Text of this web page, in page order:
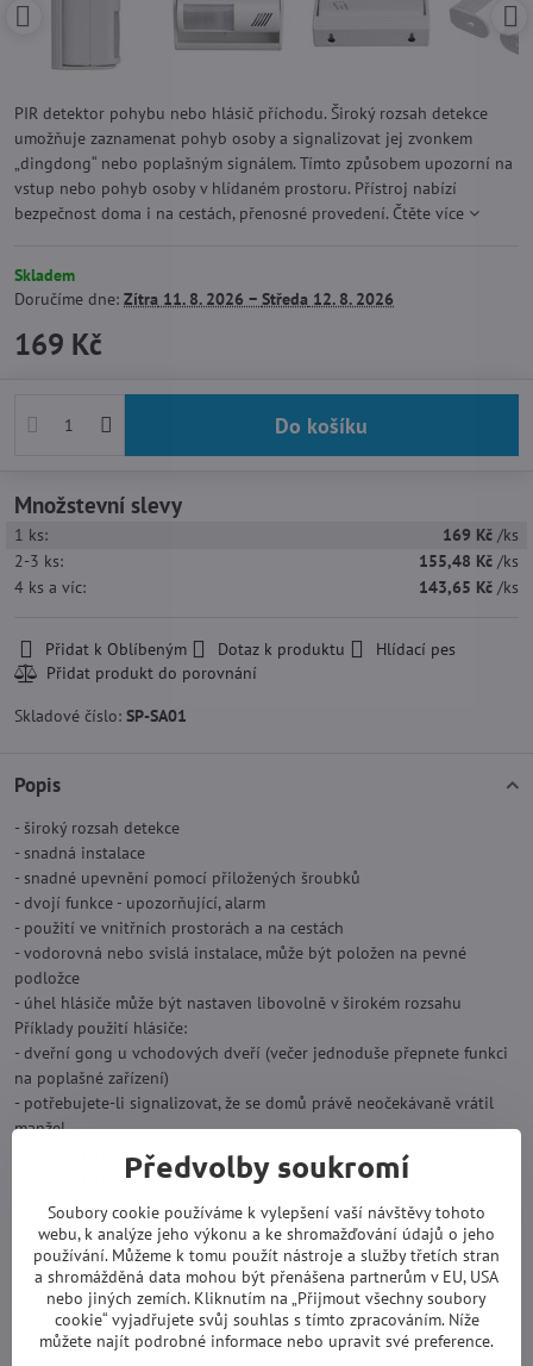
PIR detektor pohybu nebo hlásič příchodu. Široký rozsah detekce
umožňuje zaznamenat pohyb osoby a signalizovat jej zvonkem
„dingdong“ nebo poplašným signálem. Tímto způsobem upozorní na
vstup nebo pohyb osoby v hlídaném prostoru. Přístroj nabízí
bezpečnost doma i na cestách, přenosné provedení. Čtěte více
Skladem
Doručíme dne: Zítra 11. 8. 2026 − Středa 12. 8. 2026
169 Kč
Do košíku
Množstevní slevy
1 ks: 169 Kč /ks
2-3 ks: 155,48 Kč /ks
4 ks a víc: 143,65 Kč /ks
Přidat k Oblíbeným Dotaz k produktu Hlídací pes
Skladové číslo: SP-SA01
Popis
- široký rozsah detekce
- snadná instalace
- snadné upevnění pomocí přiložených šroubků
- dvojí funkce - upozorňující, alarm
- použití ve vnitřních prostorách a na cestách
- vodorovná nebo svislá instalace, může být položen na pevné
podložce
- úhel hlásiče může být nastaven libovolně v širokém rozsahu
Příklady použití hlásiče:
- dveřní gong u vchodových dveří (večer jednoduše přepnete funkci
na poplašné zařízení)
- potřebujete-li signalizovat, že se domů právě neočekávaně vrátil
manžel
- potřebujete-li signalizovat, že Vaše dítě v postýlce vstalo
- potřebujete-li signalizovat, že si děti přestaly hrát kde to mají
dovoleno a přecházejí tam, kam nesmí
- potřebujete-li signalizovat, že na Vaši zahradu opět pronikla
sousedova zvířata
- poplašné zařízení ve Vaší provozovně (ve dne pootočíte přístrojem
aby se jeho čočka nastavila jiným směrem a přepnete funkci, takže
přístroj funguje jako dveřní gong)
- poplašné zařízení kdekoli - montáž trvá 30 sekund
Předvolby soukromí
Soubory cookie používáme k vylepšení vaší návštěvy tohoto
webu, k analýze jeho výkonu a ke shromažďování údajů o jeho
používání. Můžeme k tomu použít nástroje a služby třetích stran
a shromážděná data mohou být přenášena partnerům v EU, USA
nebo jiných zemích. Kliknutím na „Přijmout všechny soubory
cookie“ vyjadřujete svůj souhlas s tímto zpracováním. Níže
můžete najít podrobné informace nebo upravit své preference.